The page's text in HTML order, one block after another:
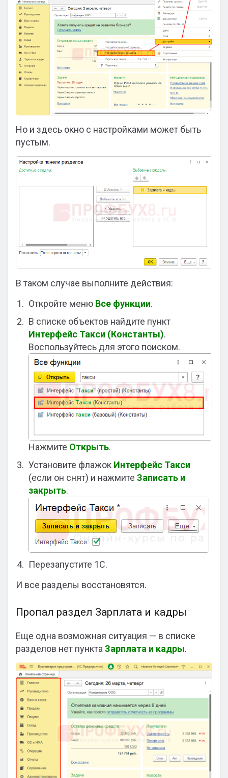
Но и здесь окно с настройками может быть
пустым.
В таком случае выполните действия:
Откройте меню Все функции.
В списке объектов найдите пункт
Интерфейс Такси (Константы).
Воспользуйтесь для этого поиском.
Нажмите Открыть.
Установите флажок Интерфейс Такси
(если он снят) и нажмите Записать и
закрыть.
Перезапустите 1С.
И все разделы восстановятся.
Пропал раздел Зарплата и кадры
Еще одна возможная ситуация — в списке
разделов нет пункта Зарплата и кадры.